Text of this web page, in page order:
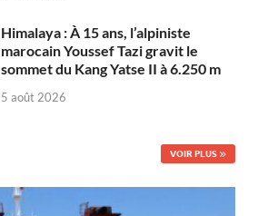
Himalaya : À 15 ans, l’alpiniste
marocain Youssef Tazi gravit le
sommet du Kang Yatse II à 6.250 m
5 août 2026
VOIR PLUS